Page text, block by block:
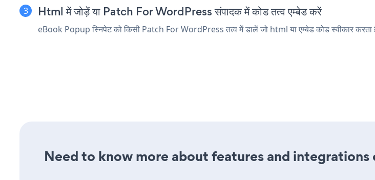
Html में जोड़ें या Patch For WordPress संपादक में कोड तत्व एम्बेड करें
eBook Popup स्निपेट को किसी Patch For WordPress तत्व में डालें जो html या एम्बेड कोड स्वीकार
Need to know more about features and integrations